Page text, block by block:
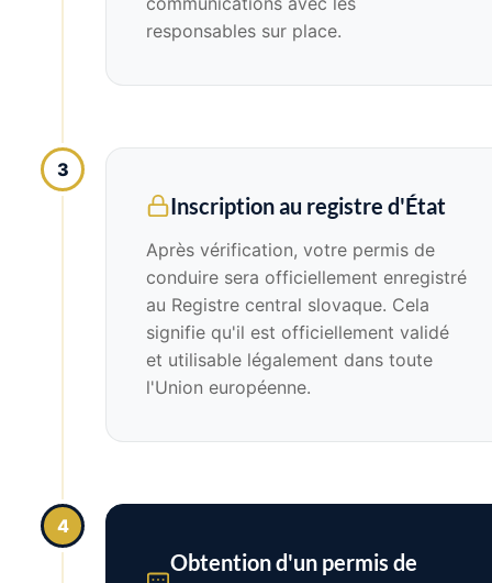
responsables sur place.
3
Inscription au registre d'État
Après vérification, votre permis de
conduire sera officiellement enregistré
au Registre central slovaque. Cela
signifie qu'il est officiellement validé
et utilisable légalement dans toute
l'Union européenne.
4
Obtention d'un permis de